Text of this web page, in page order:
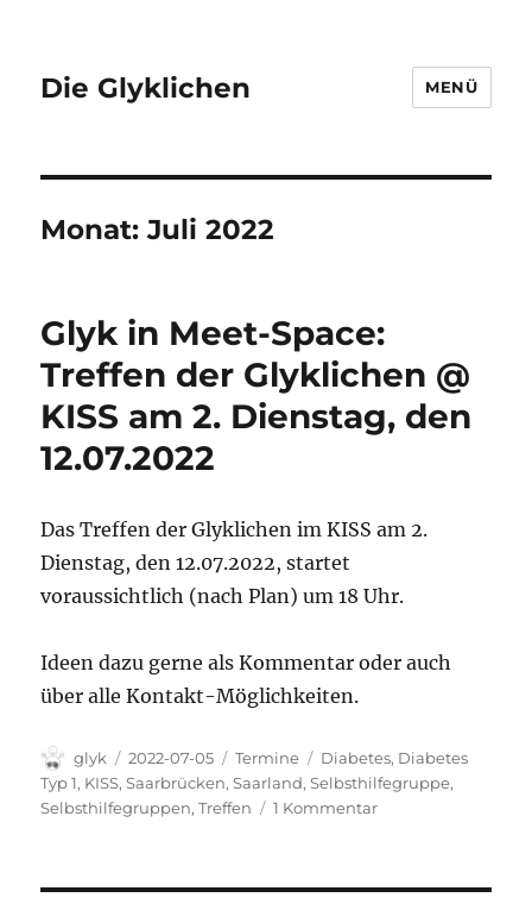
Die Glyklichen MENÜ
Monat:Juli 2022
Glyk in Meet-Space:
Treffen der Glyklichen @
KISS am 2. Dienstag, den
12.07.2022
Das Treffen der Glyklichen im KISS am 2.
Dienstag, den 12.07.2022, startet
voraussichtlich (nach Plan) um 18 Uhr.
Ideen dazu gerne als Kommentar oder auch
über alle Kontakt-Möglichkeiten.
Autor
glyk
Veröffentlicht
am
2022-07-05 Kategorien
Termine Schlagwörter
Diabetes, Diabetes
Typ 1, KISS,Saarbrücken,Saarland,Selbsthilfegruppe,
Selbsthilfegruppen,Treffen 1 Kommentarzu